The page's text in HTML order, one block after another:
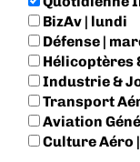
BizAv | lundi
Défense |
Hélicoptères
Industrie &
Transport
Aviation
Culture Aéro